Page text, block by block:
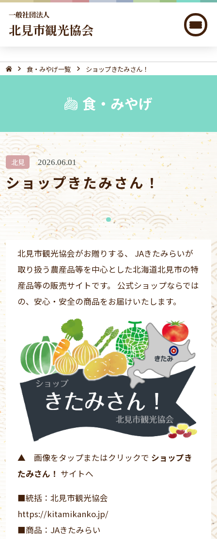
一般社団法人
北見市観光協会
食・みやげ一覧 ショップきたみさん！
食・みやげ
北見 2026.06.01
ショップきたみさん！
1
北見市観光協会がお贈りする、 JAきたみらいが
取り扱う農産品等を中心とした北海道北見市の特
産品等の販売サイトです。 公式ショップならでは
の、安心・安全の商品をお届けいたします。
▲ 画像をタップまたはクリックで ショップき
たみさん！ サイトへ
■統括：北見市観光協会
https://kitamikanko.jp/
■商品：JAきたみらい